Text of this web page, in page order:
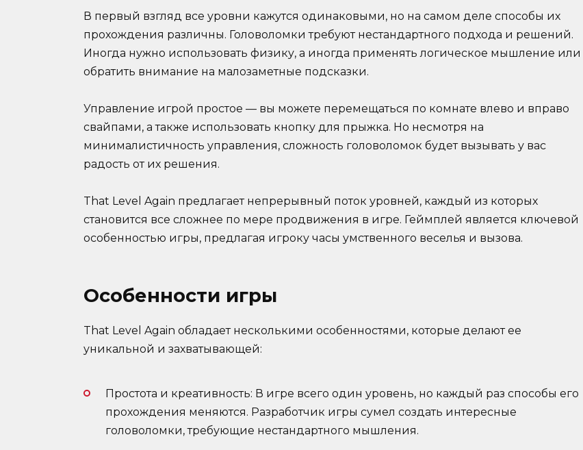
В первый взгляд все уровни кажутся одинаковыми, но на самом деле способы их
прохождения различны. Головоломки требуют нестандартного подхода и решений.
Иногда нужно использовать физику, а иногда применять логическое мышление или
обратить внимание на малозаметные подсказки.
Управление игрой простое — вы можете перемещаться по комнате влево и вправо
свайпами, а также использовать кнопку для прыжка. Но несмотря на
минималистичность управления, сложность головоломок будет вызывать у вас
радость от их решения.
That Level Again предлагает непрерывный поток уровней, каждый из которых
становится все сложнее по мере продвижения в игре. Геймплей является ключевой
особенностью игры, предлагая игроку часы умственного веселья и вызова.
Особенности игры
That Level Again обладает несколькими особенностями, которые делают ее
уникальной и захватывающей:
Простота и креативность: В игре всего один уровень, но каждый раз способы его
прохождения меняются. Разработчик игры сумел создать интересные
головоломки, требующие нестандартного мышления.